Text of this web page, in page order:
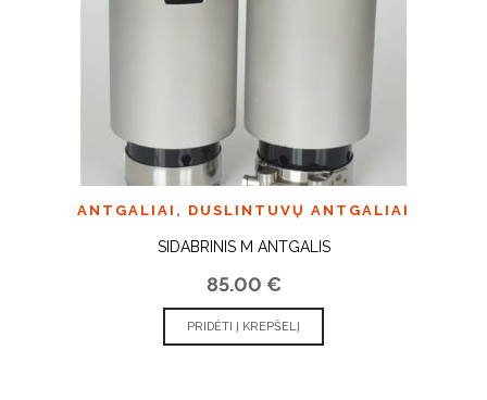
ANTGALIAI , DUSLINTUVŲ ANTGALIAI
SIDABRINIS M ANTGALIS
85.00 €
PRIDĖTI Į KREPŠELĮ